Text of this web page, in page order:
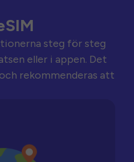
steg för steg
eller i appen. Det
rekommenderas att